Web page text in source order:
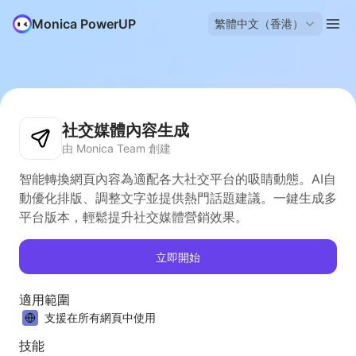
Monica PowerUP 繁體中文（香港）
社交媒體內容生成
由 Monica Team 創建
智能轉換網頁內容為適配各大社交平台的吸睛動態。AI自
動優化排版、調整文字並提供熱門話題建議。一鍵生成多
平台版本，輕鬆提升社交媒體營銷效果。
立即開始
適用範圍
支援在所有網頁中使用
技能